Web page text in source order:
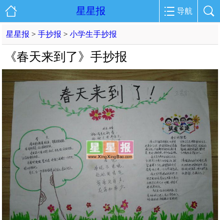
星星报 导航
星星报 >手抄报 >小学生手抄报
《春天来到了》手抄报